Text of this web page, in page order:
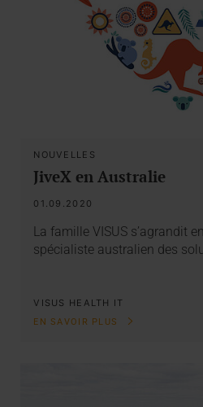
NOUVELLES
JiveX en Australie
01.09.2020
La famille VISUS s’agrandit
spécialiste australien des
VISUS HEALTH IT
EN SAVOIR PLUS